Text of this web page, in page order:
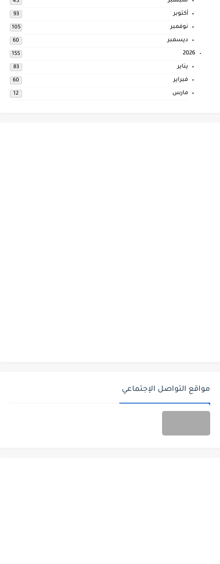
45
أكتوبر 93
نوفمبر 105
ديسمبر 60
2026
155
يناير 83
فبراير 60
مارس 12
مواقع التواصل الإجتماعي